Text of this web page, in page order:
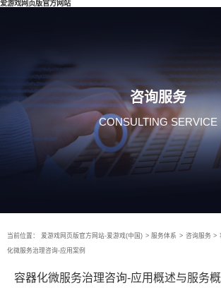
爱游戏网页版官方网站
咨询服务
CONSULTING SERVICE
当前位置： 爱游戏网页版官方网站-爱游戏(中国) > 服务体系 > 咨询服务 >
化微服务治理咨询-应用案例
容器化微服务治理咨询-应用概述与服务